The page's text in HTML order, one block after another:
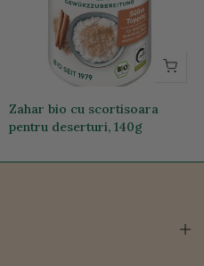
Zahar bio cu scortisoara
pentru deserturi, 140g